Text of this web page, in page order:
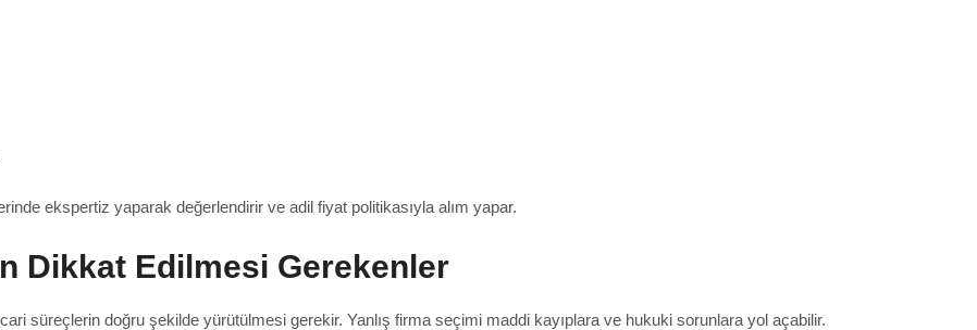
ekspertiz yaparak değerlendirir ve adil fiyat politikasıyla alım yapar.
Dikkat Edilmesi Gerekenler
süreçlerin doğru şekilde yürütülmesi gerekir. Yanlış firma seçimi maddi kayıplara ve hukuki sorunlara yol açabilir.